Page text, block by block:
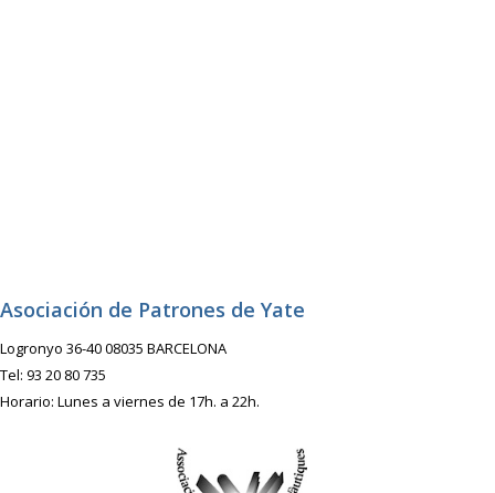
Asociación de Patrones de Yate
Logronyo 36-40 08035 BARCELONA
Tel: 93 20 80 735
Horario: Lunes a viernes de 17h. a 22h.